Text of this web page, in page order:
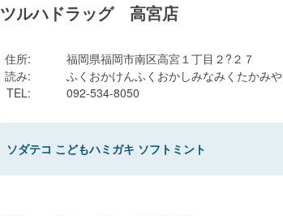
ツルハドラッグ 高宮店
住所:
福岡県福岡市南区高宮１丁目２?２７
読み:
ふくおかけんふくおかしみなみくたかみや
TEL: 092-534-8050
ソダテコ こどもハミガキ ソフトミント